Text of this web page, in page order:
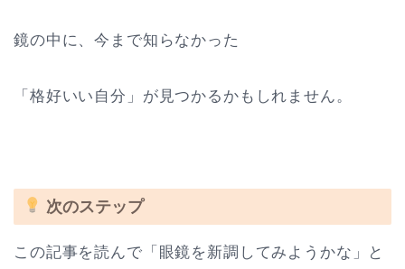
鏡の中に、今まで知らなかった
「格好いい自分」が見つかるかもしれません。
次のステップ
この記事を読んで「眼鏡を新調してみようかな」と